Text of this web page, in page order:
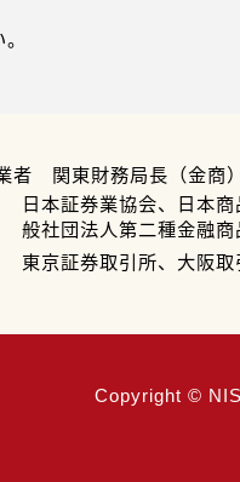
者 関東財務局長（金商
日本証券業協会、日本
般社団法人第二種金融
東京証券取引所、大阪
Copyright ©